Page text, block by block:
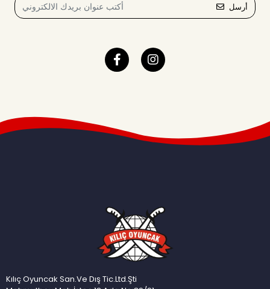
أرسل
Kılıç Oyuncak San.Ve Dış Tic.Ltd.Şti